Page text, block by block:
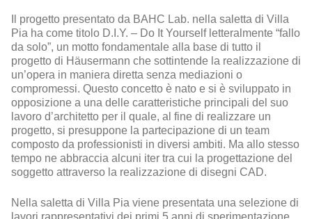
Il progetto presentato da BAHC Lab. nella saletta di Villa
Pia ha come titolo D.I.Y. – Do It Yourself letteralmente “fallo
da solo”, un motto fondamentale alla base di tutto il
progetto di Häusermann che sottintende la realizzazione di
un’opera in maniera diretta senza mediazioni o
compromessi. Questo concetto è nato e si è sviluppato in
opposizione a una delle caratteristiche principali del suo
lavoro d’architetto per il quale, al fine di realizzare un
progetto, si presuppone la partecipazione di un team
composto da professionisti in diversi ambiti. Ma allo stesso
tempo ne abbraccia alcuni iter tra cui la progettazione del
soggetto attraverso la realizzazione di disegni CAD.
Nella saletta di Villa Pia viene presentata una selezione di
lavori rappresentativi dei primi 5 anni di sperimentazione